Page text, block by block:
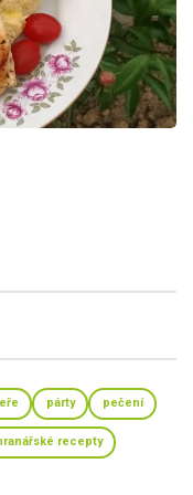
párty pečení
recepty